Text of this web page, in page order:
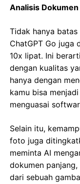
Analisis Dokumen
Tidak hanya
ChatGPT Go juga
10x lipat. Ini
dengan kualitas
hanya dengan
kamu bisa
menguasai
Selain itu,
foto juga
meminta AI
dokumen
dari sebuah